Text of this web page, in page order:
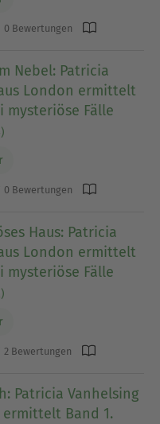
0 Bewertungen
Nebel: Patricia
London ermittelt
mysteriöse Fälle
0 Bewertungen
Haus: Patricia
London ermittelt
mysteriöse Fälle
2 Bewertungen
Patricia Vanhelsing
Band 1.